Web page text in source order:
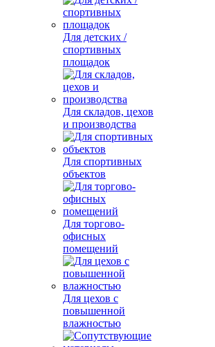
Для детских /
спортивных
площадок
Для складов, цехов
и производства
Для спортивных
объектов
Для торгово-
офисных
помещений
Для цехов с
повышенной
влажностью